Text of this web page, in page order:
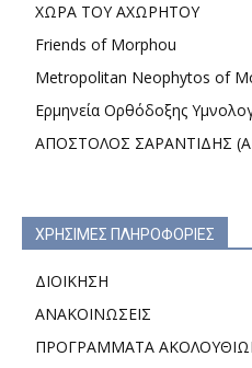
ΧΩΡΑ ΤΟΥ ΑΧΩΡΗΤΟΥ
Friends of Morphou
Metropolitan Neophytos of
Ερμηνεία Ορθόδοξης
ΑΠΟΣΤΟΛΟΣ ΣΑΡΑΝΤΙΔΗΣ
ΧΡΗΣΙΜΕΣ ΠΛΗΡΟΦΟΡΙΕΣ
ΔΙΟΙΚΗΣΗ
ΑΝΑΚΟΙΝΩΣΕΙΣ
ΠΡΟΓΡΑΜΜΑΤΑ